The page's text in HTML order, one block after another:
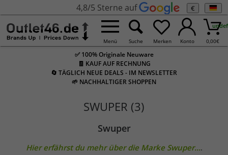
4,8/5 Sterne auf €
Menü Suche Merken Konto 0,00€
✅ 100% Originale Neuware
🧾 KAUF AUF RECHNUNG
🔄 TÄGLICH NEUE DEALS - IM NEWSLETTER
🌱 NACHHALTIGER SHOPPEN
SWUPER (3)
Swuper
Hier erfährst du mehr über die Marke Swuper....